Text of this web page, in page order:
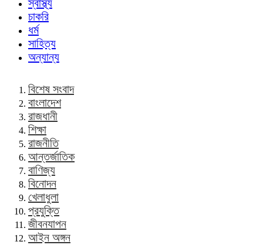
স্বাস্থ্য
চাকরি
ধর্ম
সাহিত্য
অন্যান্য
বিশেষ সংবাদ
বাংলাদেশ
রাজধানী
শিক্ষা
রাজনীতি
আন্তর্জাতিক
বাণিজ্য
বিনোদন
খেলাধুলা
প্রযুক্তি
জীবনযাপন
আইন অঙ্গন